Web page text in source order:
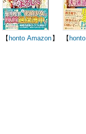
【honto Amazon】 【honto